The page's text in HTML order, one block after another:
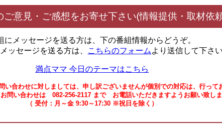
ご意見・ご感想をお寄せ下さい(情報提供・取材依
にメッセージを送る方は、下の番組情報からどうぞ。
ッセージを送る方は、
こちらのフォーム より送信して下さい
満点ママ 今日のテーマはこちら
い合わせに対しましては、申し訳ございませんが個別での対応は、行って
問い合わせは 082-256-2117 まで お電話いただきますようお願い致しま
（ 受付：月～金 9:30～17:30 ※祝日を除く）